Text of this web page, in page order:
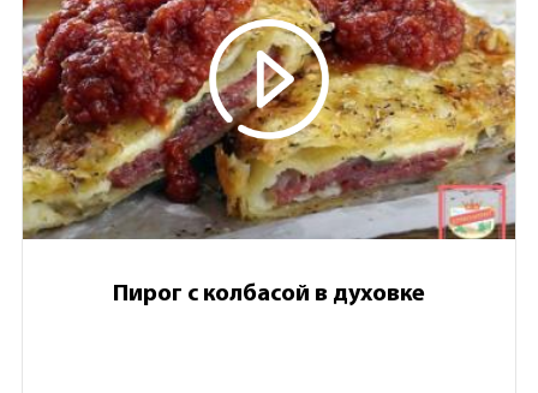
Пирог с колбасой в духовке